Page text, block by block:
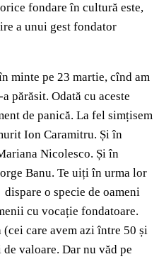
fondare în cultură este,
a unui gest fondator
minte pe 23 martie, cînd am
părăsit. Odată cu aceste
de panică. La fel simțisem
Ion Caramitru. Și în
Nicolesco. Și în
Banu. Te uiți în urma lor
o specie de oameni
cu vocație fondatoare.
care avem azi între 50 și
valoare. Dar nu văd pe